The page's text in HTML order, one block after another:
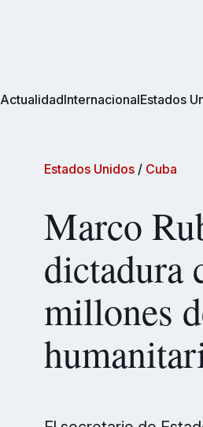
ActualidadInternacionalEstados
Estados Unidos / Cuba
Marco
dictadura
millones